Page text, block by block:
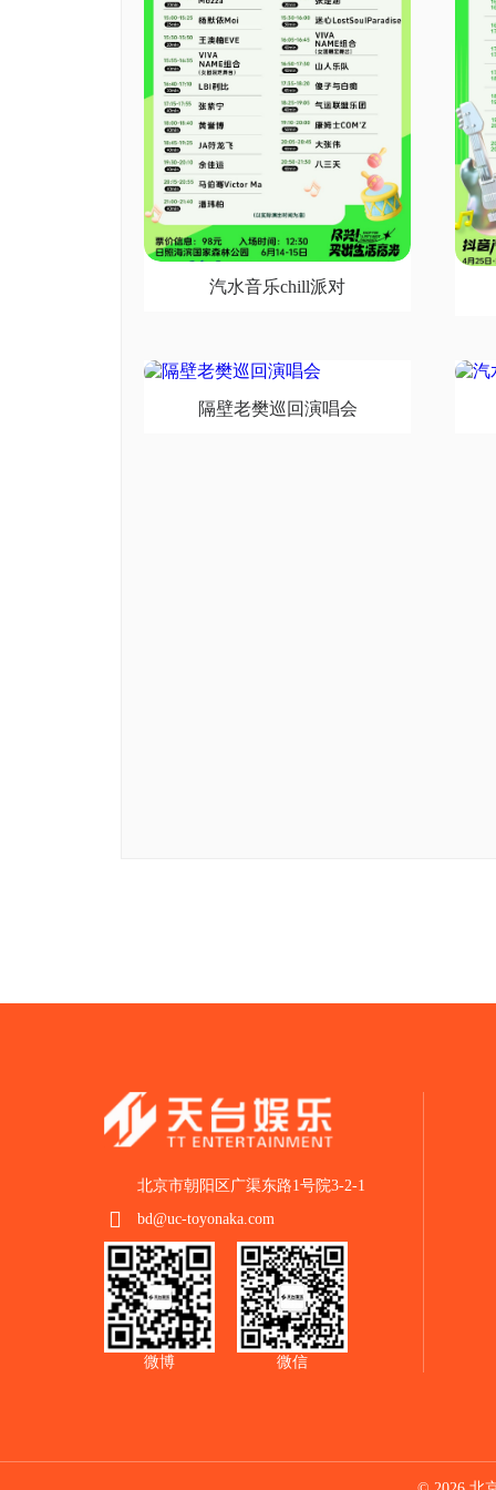
汽水音乐chill派对
隔壁老樊巡回演唱会
北京市朝阳区广渠东路1号院3-2-1
bd@uc-toyonaka.com
微博 微信